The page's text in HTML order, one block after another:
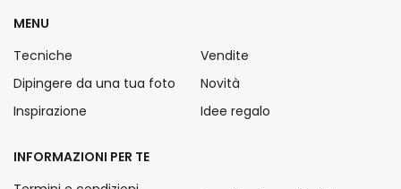
MENU
Tecniche
Dipingere da una tua foto
Inspirazione
Vendite
Novità
Idee regalo
INFORMAZIONI PER TE